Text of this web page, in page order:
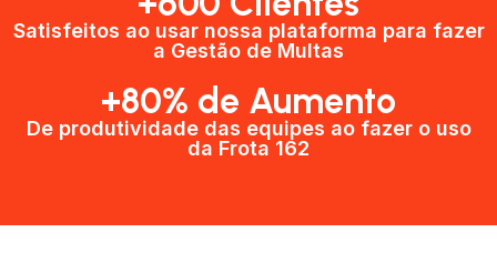
Satisfeitos ao usar nossa plataforma para fazer
a Gestão de Multas​
+80% de Aumento
De produtividade das equipes ao fazer o uso
da Frota 162​